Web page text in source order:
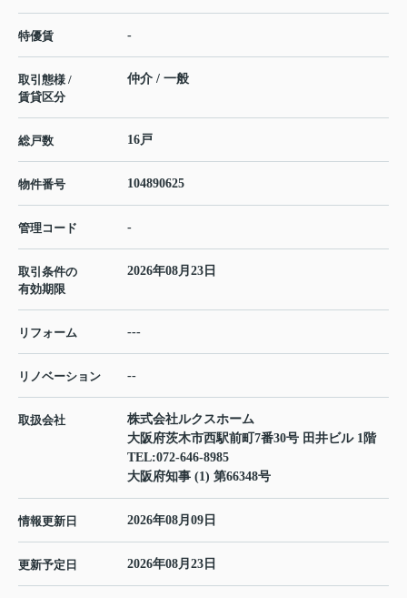
特優賃 -
取引態様 /
賃貸区分
仲介 / 一般
総戸数 16戸
物件番号 104890625
管理コード -
取引条件の
有効期限
2026年08月23日
リフォーム ---
リノベーション --
取扱会社
株式会社ルクスホーム
大阪府茨木市西駅前町7番30号 田井ビル 1階
TEL:072-646-8985
大阪府知事 (1) 第66348号
情報更新日 2026年08月09日
更新予定日 2026年08月23日